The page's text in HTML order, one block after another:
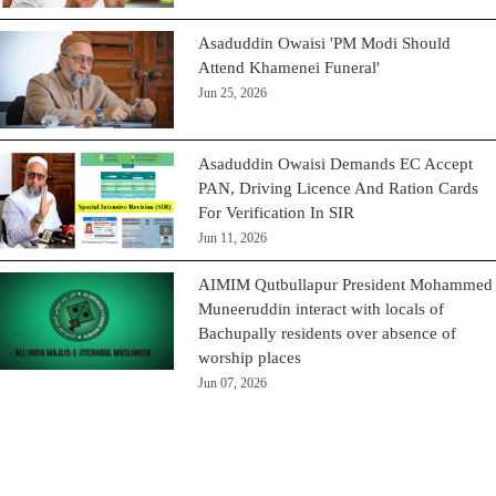
Asaduddin Owaisi 'PM Modi Should
Attend Khamenei Funeral'
Jun 25, 2026
Asaduddin Owaisi Demands EC Accept
PAN, Driving Licence And Ration Cards
For Verification In SIR
Jun 11, 2026
AIMIM Qutbullapur President Mohammed
Muneeruddin interact with locals of
Bachupally residents over absence of
worship places
Jun 07, 2026